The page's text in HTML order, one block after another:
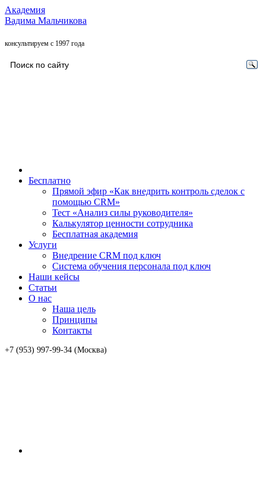
Академия
Вадима Мальчикова
консультируем с 1997 года
Бесплатно
Прямой эфир «Как внедрить контроль сделок с
помощью CRM»
Тест «Анализ силы руководителя»
Калькулятор ценности сотрудника
Бесплатная академия
Услуги
Внедрение CRM под ключ
Система обучения персонала под ключ
Наши кейсы
Статьи
О нас
Наша цель
Принципы
Контакты
+7 (953) 997-99-34 (Москва)